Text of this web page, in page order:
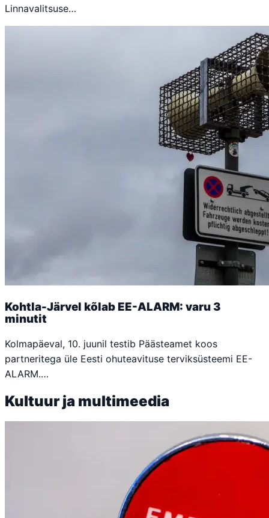
Linnavalitsuse…
Kohtla-Järvel kõlab EE-ALARM: varu 3
minutit
Kolmapäeval, 10. juunil testib Päästeamet koos
partneritega üle Eesti ohuteavituse terviksüsteemi EE-
ALARM.…
Kultuur ja multimeedia